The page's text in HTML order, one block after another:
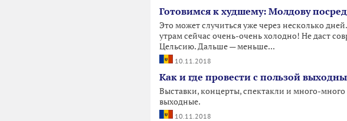
Готовимся к худшему: Молдову
Это может случиться уже через несколько
утрам сейчас очень-очень холодно! Не даст
Цельсию. Дальше — меньше...
10.11.2018
Как и где провести с пользой
Выставки, концерты, спектакли и много-
выходные.
10.11.2018